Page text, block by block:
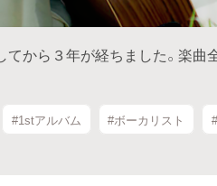
てから３年が経ちました。楽
#1stアルバム #ボーカリスト